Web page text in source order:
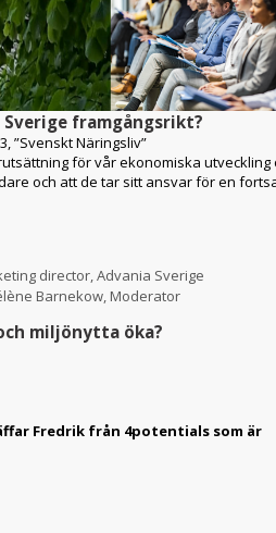
framgångsrikt?
”Svenskt Näringsliv”
för vår ekonomiska utveckling
och att de tar sitt ansvar för en
director, Advania Sverige
Barnekow, Moderator
miljönytta öka?
Fredrik från 4potentials som är